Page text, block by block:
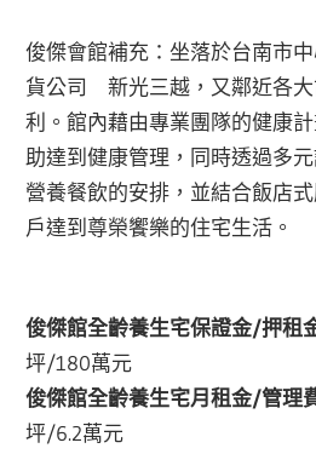
俊傑會館補充：坐落於台南市
貨公司 新光三越，又鄰近各大
利。館內藉由專業團隊的健康
助達到健康管理，同時透過多
營養餐飲的安排，並結合飯店
戶達到尊榮饗樂的住宅生活。
俊傑館全齡養生宅保證金/押租
坪/180萬元
俊傑館全齡養生宅月租金/管理
坪/6.2萬元